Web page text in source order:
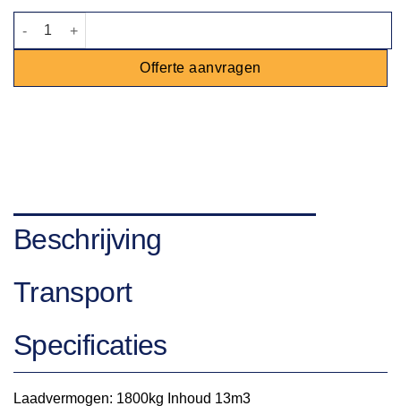
Koelaanhanger groot aantal
Offerte aanvragen
Beschrijving
Transport
Specificaties
Laadvermogen: 1800kg Inhoud 13m3